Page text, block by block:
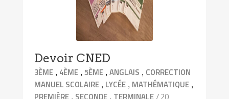
Devoir CNED
3ÈME , 4ÈME ,5ÈME ,ANGLAIS , CORRECTION
MANUEL SCOLAIRE , LYCÉE , MATHÉMATIQUE ,
, ,